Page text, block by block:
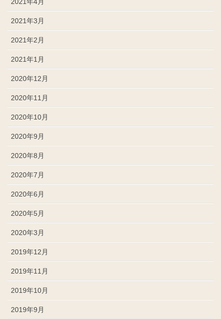
2021年3月
2021年2月
2021年1月
2020年12月
2020年11月
2020年10月
2020年9月
2020年8月
2020年7月
2020年6月
2020年5月
2020年3月
2019年12月
2019年11月
2019年10月
2019年9月